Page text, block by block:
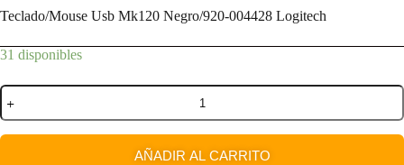
Teclado/Mouse Usb Mk120 Negro/920-004428 Logitech
31 disponibles
AÑADIR AL CARRITO